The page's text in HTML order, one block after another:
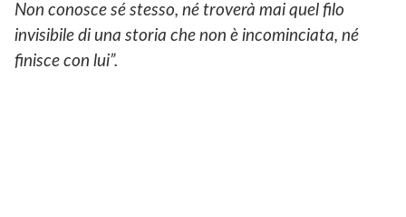
Non conosce sé stesso, né troverà mai quel filo
invisibile di una storia che non è incominciata, né
finisce con lui”.